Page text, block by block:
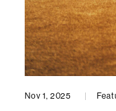
Nov 1, 2025